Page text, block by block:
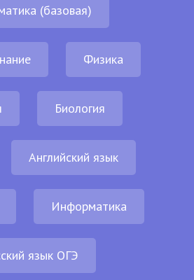
(базовая)
Физика
Биология
Английский язык
Информатика
язык ОГЭ